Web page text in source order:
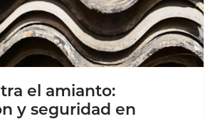
el amianto:
y seguridad en